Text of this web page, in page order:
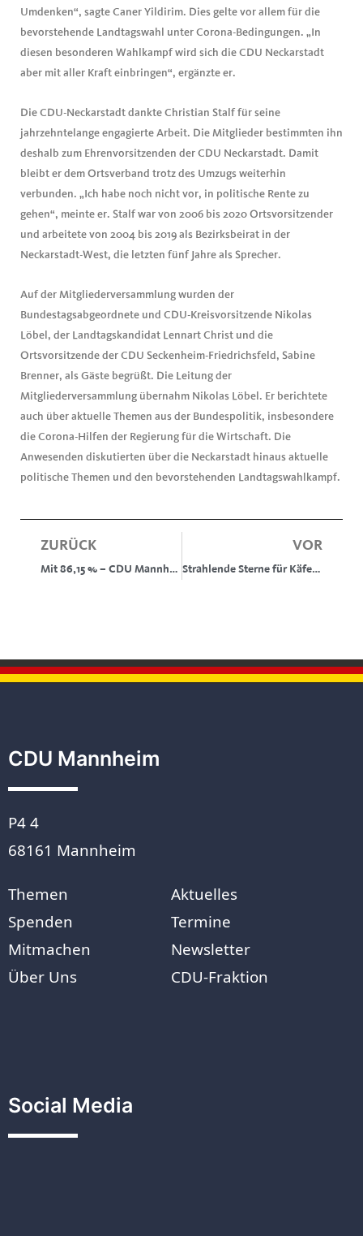
Umdenken“, sagte Caner Yildirim. Dies gelte vor allem für die
bevorstehende Landtagswahl unter Corona-Bedingungen. „In
diesen besonderen Wahlkampf wird sich die CDU Neckarstadt
aber mit aller Kraft einbringen“, ergänzte er.
Die CDU-Neckarstadt dankte Christian Stalf für seine
jahrzehntelange engagierte Arbeit. Die Mitglieder bestimmten ihn
deshalb zum Ehrenvorsitzenden der CDU Neckarstadt. Damit
bleibt er dem Ortsverband trotz des Umzugs weiterhin
verbunden. „Ich habe noch nicht vor, in politische Rente zu
gehen“, meinte er. Stalf war von 2006 bis 2020 Ortsvorsitzender
und arbeitete von 2004 bis 2019 als Bezirksbeirat in der
Neckarstadt-West, die letzten fünf Jahre als Sprecher.
Auf der Mitgliederversammlung wurden der
Bundestagsabgeordnete und CDU-Kreisvorsitzende Nikolas
Löbel, der Landtagskandidat Lennart Christ und die
Ortsvorsitzende der CDU Seckenheim-Friedrichsfeld, Sabine
Brenner, als Gäste begrüßt. Die Leitung der
Mitgliederversammlung übernahm Nikolas Löbel. Er berichtete
auch über aktuelle Themen aus der Bundespolitik, insbesondere
die Corona-Hilfen der Regierung für die Wirtschaft. Die
Anwesenden diskutierten über die Neckarstadt hinaus aktuelle
politische Themen und den bevorstehenden Landtagswahlkampf.
ZURÜCK
Mit 86,15 % – CDU Mannheim nominiert Nikolas Löbel erneut als Kandidat zur Bundestagswahl
VOR
Strahlende Sterne für Käfertal
CDU Mannheim
P4 4
68161 Mannheim
Themen
Spenden
Mitmachen
Über Uns
Aktuelles
Termine
Newsletter
CDU-Fraktion
Social Media